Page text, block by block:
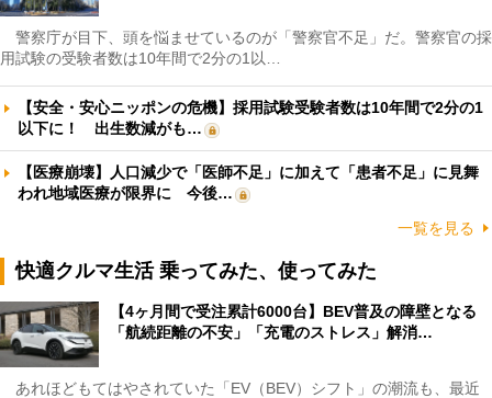
警察庁が目下、頭を悩ませているのが「警察官不足」だ。警察官の採
用試験の受験者数は10年間で2分の1以…
【安全・安心ニッポンの危機】採用試験受験者数は10年間で2分の1
以下に！ 出生数減がも…
【医療崩壊】人口減少で「医師不足」に加えて「患者不足」に見舞
われ地域医療が限界に 今後…
一覧を見る
快適クルマ生活 乗ってみた、使ってみた
【4ヶ月間で受注累計6000台】BEV普及の障壁となる
「航続距離の不安」「充電のストレス」解消…
あれほどもてはやされていた「EV（BEV）シフト」の潮流も、最近